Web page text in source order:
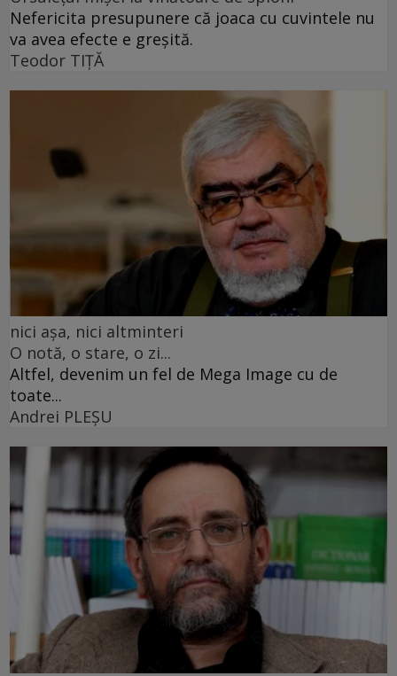
Nefericita presupunere că joaca cu cuvintele nu
va avea efecte e greșită.
Teodor TIŢĂ
nici așa, nici altminteri
O notă, o stare, o zi...
Altfel, devenim un fel de Mega Image cu de
toate...
Andrei PLEŞU